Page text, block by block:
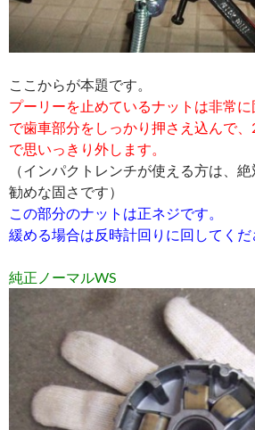
ここからが本題です。
プーリーを止めているナットは非常
で歯車部分をしっかり押さえ込んで
で思いっきり外します。
（インパクトレンチが使える方は、
勧めな固さです）
この部分のナットは正ネジです。
緩める場合は反時計回りに回してくだ
純正ノーマルWS